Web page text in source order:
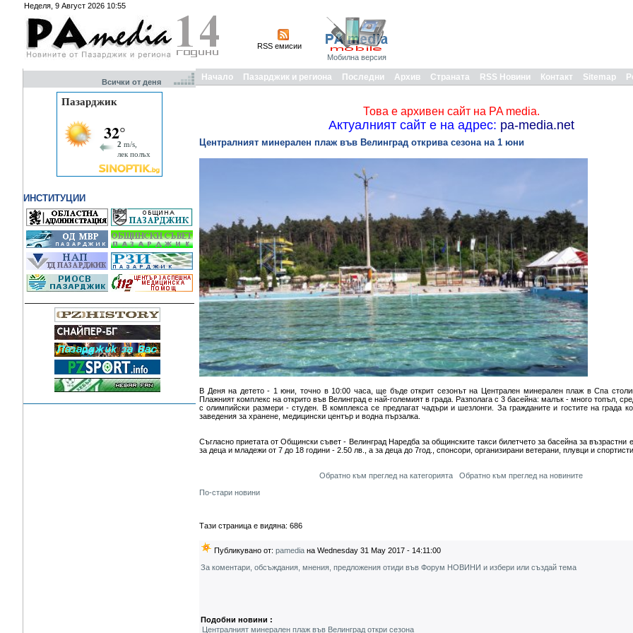
Неделя, 9 Август 2026 10:55
RSS емисии
Мобилна версия
Всички от деня
ИНСТИТУЦИИ
Начало Пазарджик и региона Последни Архив Страната RSS Новини Контакт Sitemap
Това е архивен сайт на PA media.
Актуалният сайт е на адрес: pa-media.net
Централният минерален плаж във Велинград открива сезона на 1 юни
В Деня на детето - 1 юни, точно в 10:00 часа, ще бъде открит сезонът на Централен минерален плаж в Спа
Плажният комплекс на открито във Велинград е най-големият в града. Разполага с 3 басейна: малък - много топъл,
с олимпийски размери - студен. В комплекса се предлагат чадъри и шезлонги. За гражданите и гостите на града
заведения за хранене, медицински център и водна пързалка.
Съгласно приетата от Общински съвет - Велинград Наредба за общинските такси билетчето за басейна за възрастни
за деца и младежи от 7 до 18 години - 2.50 лв., а за деца до 7год., спонсори, организирани ветерани, плувци и
Обратно към преглед на категорията
Обратно към преглед на новините
По-стари новини
Тази страница е видяна: 686
Публикувано от: pamedia на Wednesday 31 May 2017 - 14:11:00
За коментари, обсъждания, мнения, предложения отиди във Форум НОВИНИ и избери или създай тема
Подобни новини :
Централният минерален плаж във Велинград откри сезона